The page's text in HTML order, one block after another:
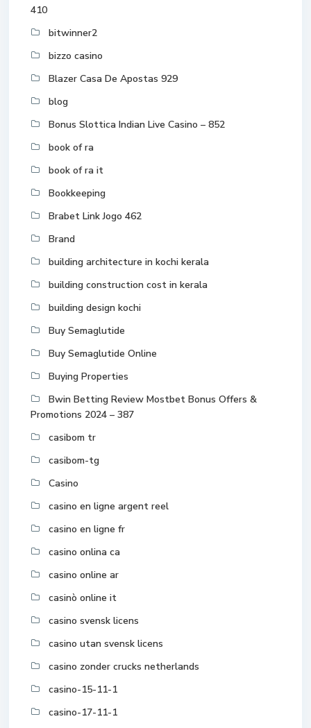
410
bitwinner2
bizzo casino
Blazer Casa De Apostas 929
blog
Bonus Slottica Indian Live Casino – 852
book of ra
book of ra it
Bookkeeping
Brabet Link Jogo 462
Brand
building architecture in kochi kerala
building construction cost in kerala
building design kochi
Buy Semaglutide
Buy Semaglutide Online
Buying Properties
Bwin Betting Review Mostbet Bonus Offers &
Promotions 2024 – 387
casibom tr
casibom-tg
Casino
casino en ligne argent reel
casino en ligne fr
casino onlina ca
casino online ar
casinò online it
casino svensk licens
casino utan svensk licens
casino zonder crucks netherlands
casino-15-11-1
casino-17-11-1